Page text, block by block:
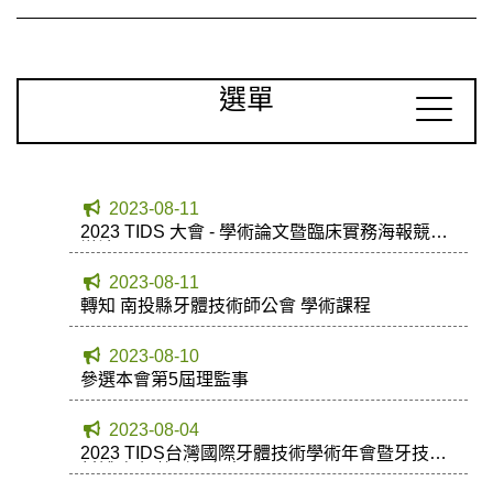
選單
2023-08-11
2023 TIDS 大會 - 學術論文暨臨床實務海報競賽
辦法
2023-08-11
轉知 南投縣牙體技術師公會 學術課程
2023-08-10
參選本會第5屆理監事
2023-08-04
2023 TIDS台灣國際牙體技術學術年會暨牙技器
材博覽會 熱烈報名中~~